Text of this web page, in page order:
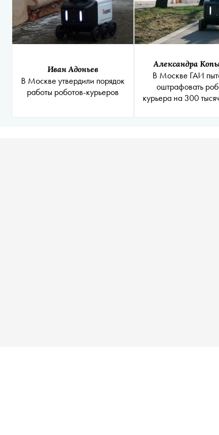
Иван Адоньев
В Москве утвердили порядок
работы роботов-курьеров
Александра
В Москве ГАИ
оштрафовать
курьера на 300